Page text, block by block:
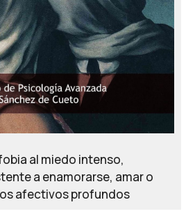
al miedo intenso,
a enamorarse, amar o
afectivos profundos